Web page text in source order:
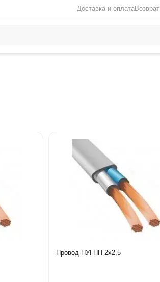
Доставка и оплатаВозврат
Провод ПУГНП 2х2,5